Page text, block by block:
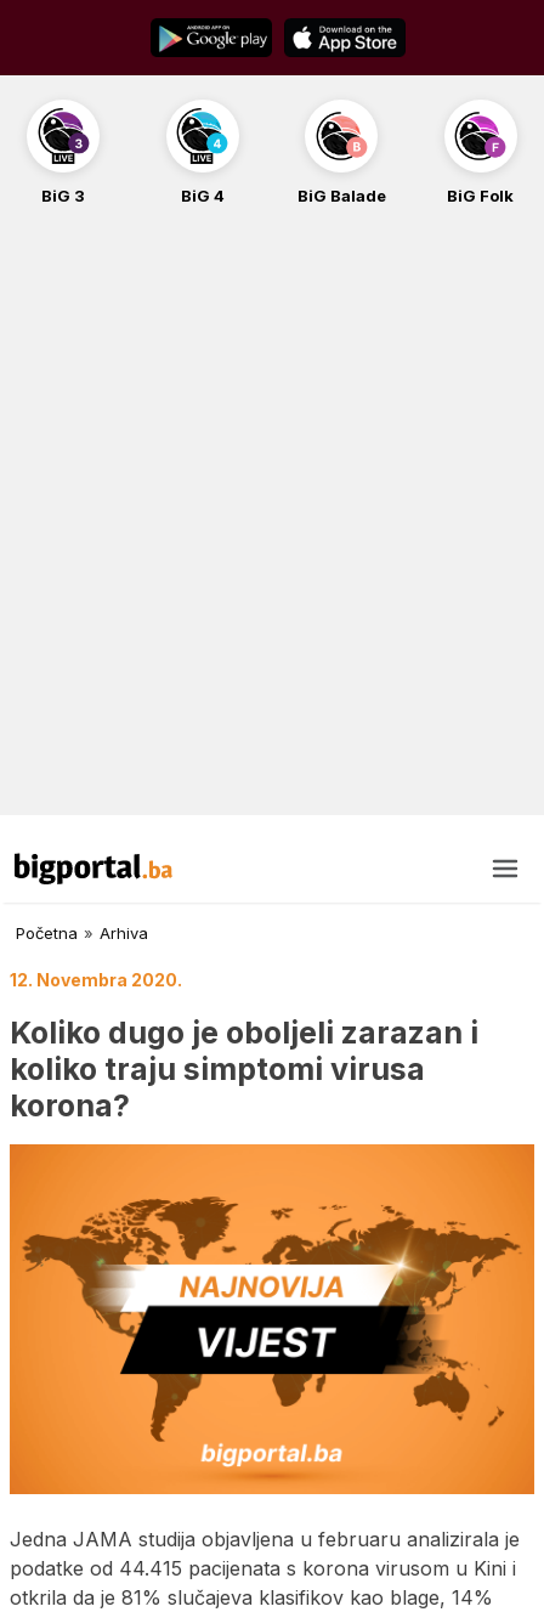
content
BiG 3 BiG 4 BiG Balade BiG Folk
Početna » Arhiva
12. Novembra 2020.
Koliko dugo je oboljeli zarazan i
koliko traju simptomi virusa
korona?
Jedna JAMA studija objavljena u februaru analizirala je
podatke od 44.415 pacijenata s korona virusom u Kini i
otkrila da je 81% slučajeva klasifikov kao blage, 14%